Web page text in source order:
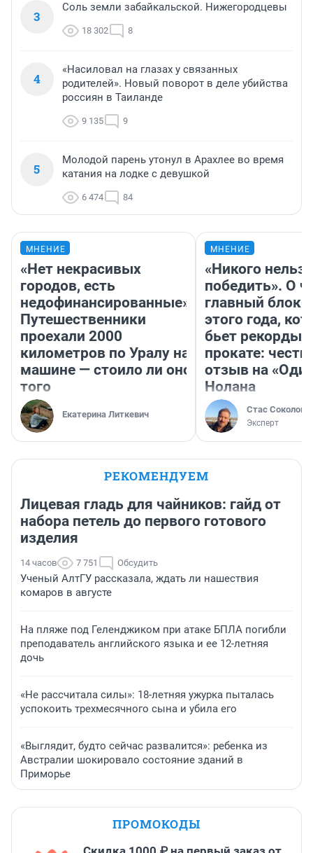
3
Соль земли забайкальской. Нижегородцевы
18 302 8
4
«Насиловал на глазах у связанных
родителей». Новый поворот в деле убийства
россиян в Таиланде
9 135 9
5
Молодой парень утонул в Арахлее во время
катания на лодке с девушкой
6 474 84
МНЕНИЕ
«Нет некрасивых
городов, есть
недофинансированные».
Путешественники
проехали 2000
километров по Уралу на
машине — стоило ли оно
того
Екатерина Литкевич
МНЕНИЕ
«Никого нельзя
победить». О
главный
этого года,
бьет рекорды в
прокате:
отзыв на
Нолана
Стас Соколов
Эксперт
РЕКОМЕНДУЕМ
Лицевая гладь для чайников: гайд от
набора петель до первого готового
изделия
14 часов 7 751 Обсудить
Ученый АлтГУ рассказала, ждать ли нашествия
комаров в августе
На пляже под Геленджиком при атаке БПЛА погибли
преподаватель английского языка и ее 12-летняя
дочь
«Не рассчитала силы»: 18-летняя ужурка пыталась
успокоить трехмесячного сына и убила его
«Выглядит, будто сейчас развалится»: ребенка из
Австралии шокировало состояние зданий в
Приморье
ПРОМОКОДЫ